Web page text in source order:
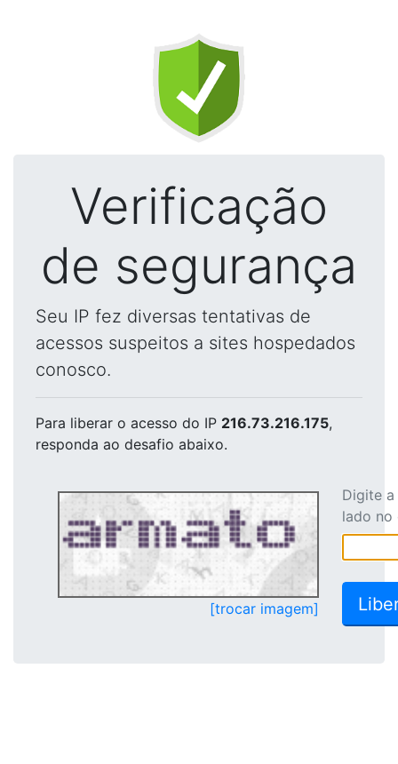
Verificação
de segurança
Seu IP fez diversas tentativas de
acessos suspeitos a sites hospedados
conosco.
Para liberar o acesso do IP 216.73.216.175,
responda ao desafio abaixo.
[trocar imagem]
Digite
lado no